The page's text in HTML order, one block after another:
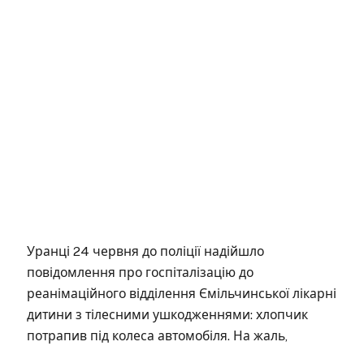
Уранці 24 червня до поліції надійшло
повідомлення про госпіталізацію до
реанімаційного відділення Ємільчинської лікарні
дитини з тілесними ушкодженнями: хлопчик
потрапив під колеса автомобіля. На жаль,